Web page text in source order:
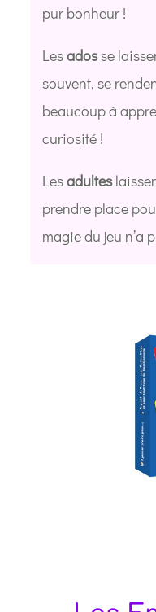
pur bonheur !
Lesadosse
souvent, se
beaucoup à
curiosité !
Lesadultes
prendre place
magie du jeu n’a